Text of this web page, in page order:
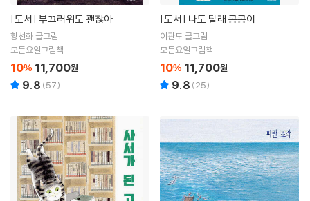
[도서] 부끄러워도 괜찮아
황선화 글그림
모든요일그림책
10% 11,700원
9.8 (57)
[도서] 나도 탈래 콩콩이
이관도 글그림
모든요일그림책
10% 11,700원
9.8 (25)